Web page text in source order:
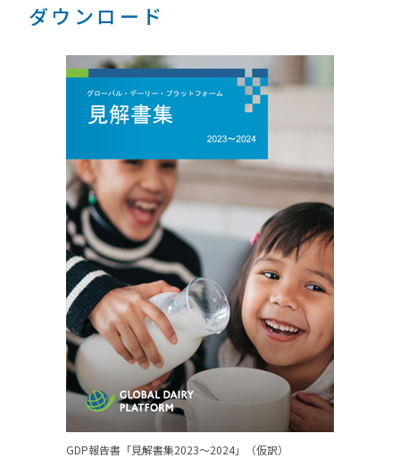
ダウンロード
GDP報告書「見解書集2023～2024」（仮訳）